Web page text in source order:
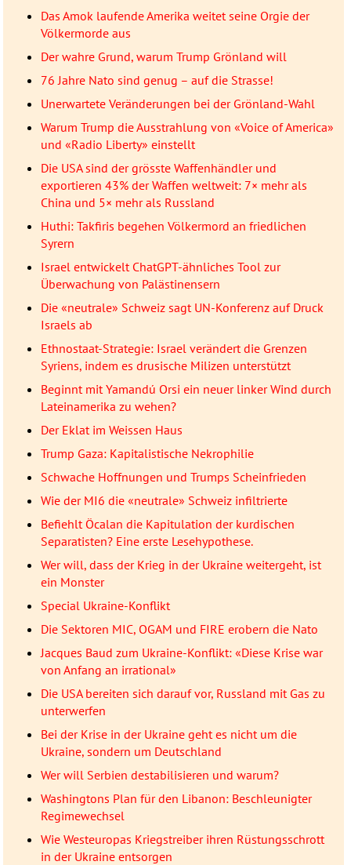
Das Amok laufende Amerika weitet seine Orgie der
Völkermorde aus
Der wahre Grund, warum Trump Grönland will
76 Jahre Nato sind genug – auf die Strasse!
Unerwartete Veränderungen bei der Grönland-Wahl
Warum Trump die Ausstrahlung von «Voice of America»
und «Radio Liberty» einstellt
Die USA sind der grösste Waffenhändler und
exportieren 43% der Waffen weltweit: 7× mehr als
China und 5× mehr als Russland
Huthi: Takfiris begehen Völkermord an friedlichen
Syrern
Israel entwickelt ChatGPT-ähnliches Tool zur
Überwachung von Palästinensern
Die «neutrale» Schweiz sagt UN-Konferenz auf Druck
Israels ab
Ethnostaat-Strategie: Israel verändert die Grenzen
Syriens, indem es drusische Milizen unterstützt
Beginnt mit Yamandú Orsi ein neuer linker Wind durch
Lateinamerika zu wehen?
Der Eklat im Weissen Haus
Trump Gaza: Kapitalistische Nekrophilie
Schwache Hoffnungen und Trumps Scheinfrieden
Wie der MI6 die «neutrale» Schweiz infiltrierte
Befiehlt Öcalan die Kapitulation der kurdischen
Separatisten? Eine erste Lesehypothese.
Wer will, dass der Krieg in der Ukraine weitergeht, ist
ein Monster
Special Ukraine-Konflikt
Die Sektoren MIC, OGAM und FIRE erobern die Nato
Jacques Baud zum Ukraine-Konflikt: «Diese Krise war
von Anfang an irrational»
Die USA bereiten sich darauf vor, Russland mit Gas zu
unterwerfen
Bei der Krise in der Ukraine geht es nicht um die
Ukraine, sondern um Deutschland
Wer will Serbien destabilisieren und warum?
Washingtons Plan für den Libanon: Beschleunigter
Regimewechsel
Wie Westeuropas Kriegstreiber ihren Rüstungsschrott
in der Ukraine entsorgen